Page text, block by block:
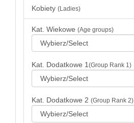
Kobiety (Ladies)
Kat. Wiekowe (Age groups)
Kat. Dodatkowe 1 (Group Rank 1)
Kat. Dodatkowe 2 (Group Rank 2)